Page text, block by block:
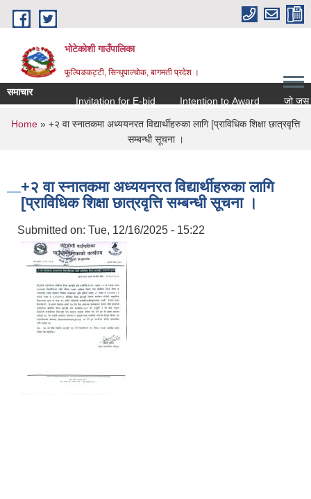
Skip to main content
भोटेकोशी गाउँपालिका
फुल्पिङकट्टी, सिन्धुपाल्चोक, बागमती प्रदेश ।
समाचार
Invitation for E-bid
Intention to Award जो जस संग
You are here
Home » +२ वा स्नातकमा अध्ययनरत विद्यार्थीहरुका लागि [प्राविधिक शिक्षा छात्रवृत्ति
सम्बन्धी सूचना ।
+२ वा स्नातकमा अध्ययनरत विद्यार्थीहरुका लागि
[प्राविधिक शिक्षा छात्रवृत्ति सम्बन्धी सूचना ।
Submitted on: Tue, 12/16/2025 - 15:22